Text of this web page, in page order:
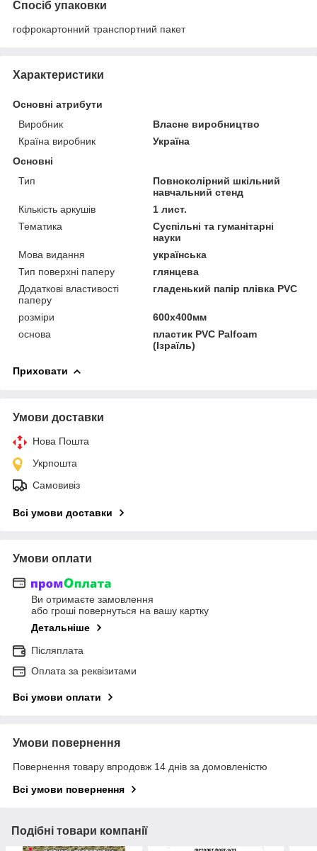
Спосіб упаковки
гофрокартонний транспортний пакет
Характеристики
Основні атрибути
Виробник
Власне виробництво
Країна виробник
Україна
Основні
Тип
Повноколірний шкільний
навчальний стенд
Кількість аркушів
1 лист.
Тематика
Суспільні та гуманітарні
науки
Мова видання
українська
Тип поверхні паперу
глянцева
Додаткові властивості
паперу
гладенький папір плівка PVC
розміри
600х400мм
основа
пластик PVC Palfoam
(Ізраїль)
Приховати
Умови доставки
Нова Пошта
Укрпошта
Самовивіз
Всі умови доставки
Умови оплати
Ви отримаєте замовлення
або гроші повернуться на вашу картку
Детальніше
Післяплата
Оплата за реквізитами
Всі умови оплати
Умови повернення
Повернення товару впродовж 14 днів за домовленістю
Всі умови повернення
Подібні товари компанії